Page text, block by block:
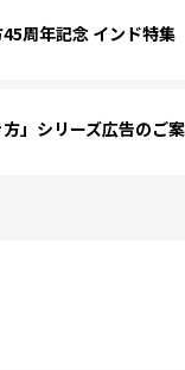
周年記念 インド特集
方」シリーズ広告のご